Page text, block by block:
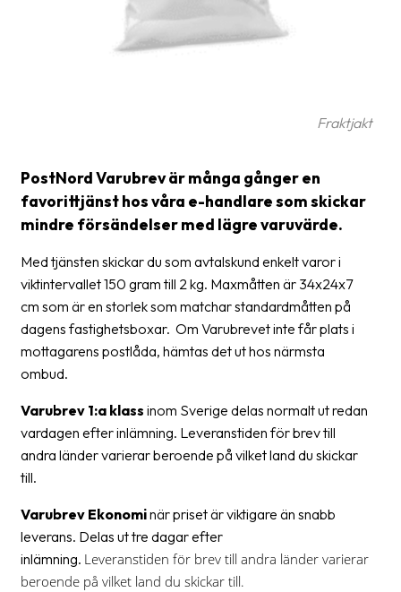
Skrivarinställningar
Tulldeklarationer
Nedladdningar
Streckkodsläsare
Kundtjänst
Om
företaget
Pressrum
Medarbetare
&
karriär
Nyhetsarkiv
Fraktjakt
PostNord Varubrev är många gånger en
favorittjänst hos våra e-handlare som skickar
mindre försändelser med lägre varuvärde.
Med tjänsten skickar du som avtalskund enkelt varor i
viktintervallet 150 gram till 2 kg. Maxmåtten är 34x24x7
cm som är en storlek som matchar standardmåtten på
dagens fastighetsboxar. Om Varubrevet inte får plats i
mottagarens postlåda, hämtas det ut hos närmsta
ombud.
Varubrev 1:a klass inom Sverige delas normalt ut redan
vardagen efter inlämning. Leveranstiden för brev till
andra länder varierar beroende på vilket land du skickar
till.
Varubrev Ekonominär priset är viktigare än snabb
leverans. Delas ut tre dagar efter
inlämning. Leveranstiden för brev till andra länder varierar
beroende på vilket land du skickar till.